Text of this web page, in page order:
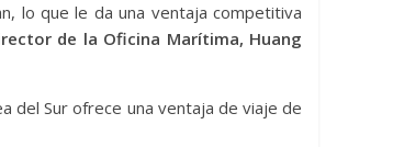
lo que le da una ventaja competitiva
de la Oficina Marítima, Huang
del Sur ofrece una ventaja de viaje de